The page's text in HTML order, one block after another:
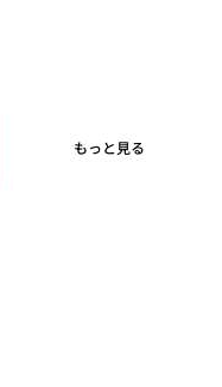
もっと見る